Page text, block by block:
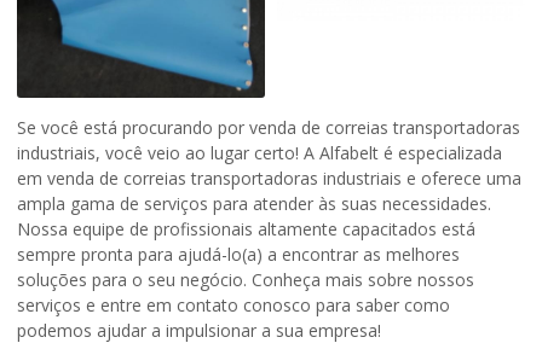
Se você está procurando por venda de correias transportadoras
industriais, você veio ao lugar certo! A Alfabelt é especializada
em venda de correias transportadoras industriais e oferece uma
ampla gama de serviços para atender às suas necessidades.
Nossa equipe de profissionais altamente capacitados está
sempre pronta para ajudá-lo(a) a encontrar as melhores
soluções para o seu negócio. Conheça mais sobre nossos
serviços e entre em contato conosco para saber como
podemos ajudar a impulsionar a sua empresa!